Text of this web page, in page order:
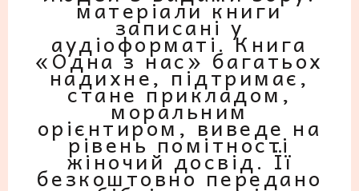
матеріали книги
записані у
аудіоформаті. Книга
«Одна з нас» багатьох
надихне, підтримає,
стане прикладом,
моральним
орієнтиром, виведе на
рівень помітності
жіночий досвід. Її
безкоштовно передано